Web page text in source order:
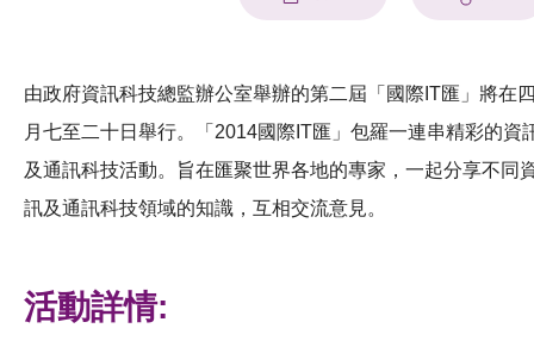
科技分享
會籍
由政府資訊科技總監辦公室舉辦的第二屆「國際IT匯」將在
月七至二十日舉行。「2014國際IT匯」包羅一連串精彩的資
及通訊科技活動。旨在匯聚世界各地的專家，一起分享不同
訊及通訊科技領域的知識，互相交流意見。
活動詳情: